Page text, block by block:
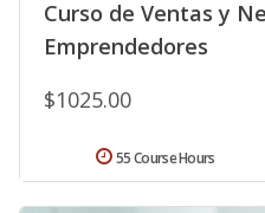
Curso de Ventas y
Emprendedores
$1025.00
55 Course Hours